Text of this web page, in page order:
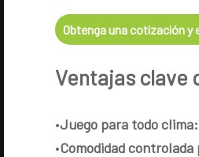
Obtenga una cotización
Ventajas clave
•Juego para todo clima:
•Comodidad